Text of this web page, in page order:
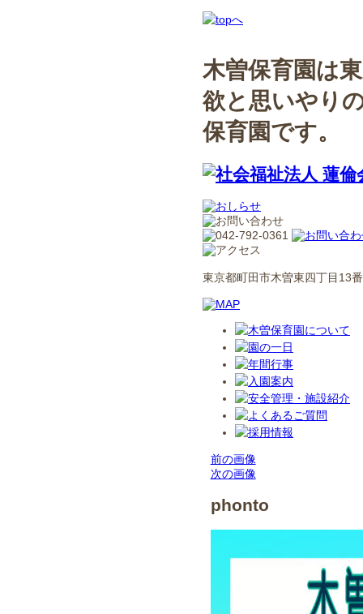
木曽保育園は
欲と思いやり
保育園です。
東京都町田市木曽東四丁目13
前の画像
次の画像
phonto